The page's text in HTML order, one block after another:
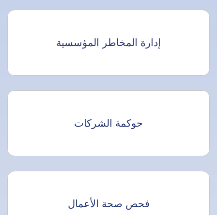
إدارة المخاطر المؤسسية
حوكمة الشركات
فحص صحة الأعمال